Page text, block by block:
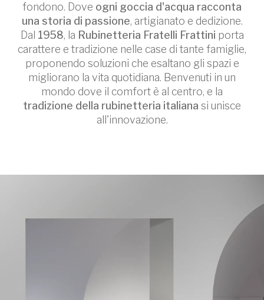
fondono. Dove ogni goccia d'acqua racconta
una storia di passione, artigianato e dedizione.
Dal 1958, la Rubinetteria Fratelli Frattini porta
carattere e tradizione nelle case di tante famiglie,
proponendo soluzioni che esaltano gli spazi e
migliorano la vita quotidiana. Benvenuti in un
mondo dove il comfort è al centro, e la
tradizione della rubinetteria italiana si unisce
all'innovazione.